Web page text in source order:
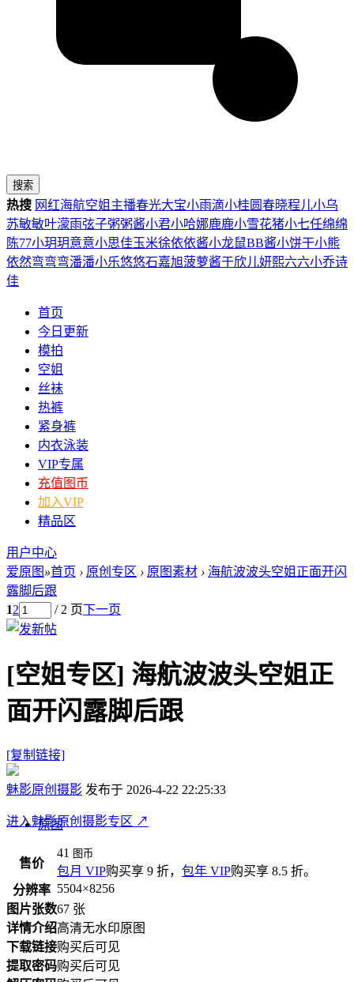
搜索
热搜 网红海航空姐 主播春光大宝小雨滴小桂圆春晓程儿小乌
苏敏敏叶濛雨弦子粥粥酱小君小哈娜鹿鹿小雪花猪小七任绵绵
陈77小玥玥意意小思佳玉米徐依依酱小龙鼠BB酱小饼干小熊
依然弯弯弯潘潘小乐悠悠石嘉旭菠萝酱于欣儿妍熙六六小乔诗
佳
首页
今日更新
模拍
空姐
丝袜
热裤
紧身裤
内衣泳装
VIP专属
充值图币
加入VIP
精品区
用户中心
爱原图 »首页 › 原创专区 › 原图素材 › 海航波波头空姐正面开闪
露脚后跟
12 / 2 页下一页
[空姐专区] 海航波波头空姐正
面开闪露脚后跟
[复制链接]
魅影原创摄影 发布于 2026-4-22 22:25:33
进入魅影原创摄影专区 ↗
原图
售价
41 图币
包月 VIP购买享 9 折， 包年 VIP购买享 8.5 折。
分辨率 5504×8256
图片张数67 张
详情介绍高清无水印原图
下载链接购买后可见
提取密码购买后可见